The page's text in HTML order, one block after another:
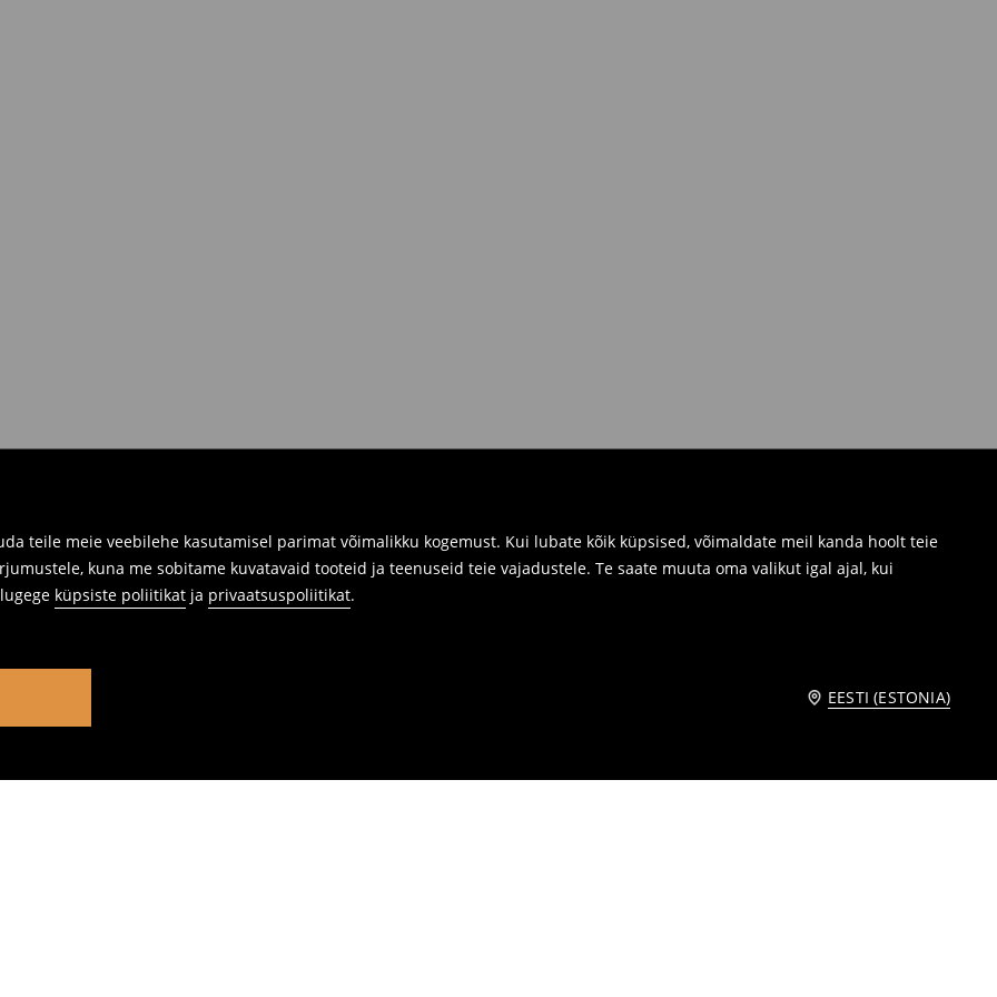
teile meie veebilehe kasutamisel parimat võimalikku kogemust. Kui lubate kõik küpsised, võimaldate meil kanda hoolt teie
kuna me sobitame kuvatavaid tooteid ja teenuseid teie vajadustele. Te saate muuta oma valikut igal ajal, kui
küpsiste poliitikat ja privaatsuspoliitikat.
EESTI (ESTONIA)